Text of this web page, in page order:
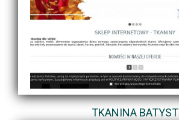
TKANINA BATYST